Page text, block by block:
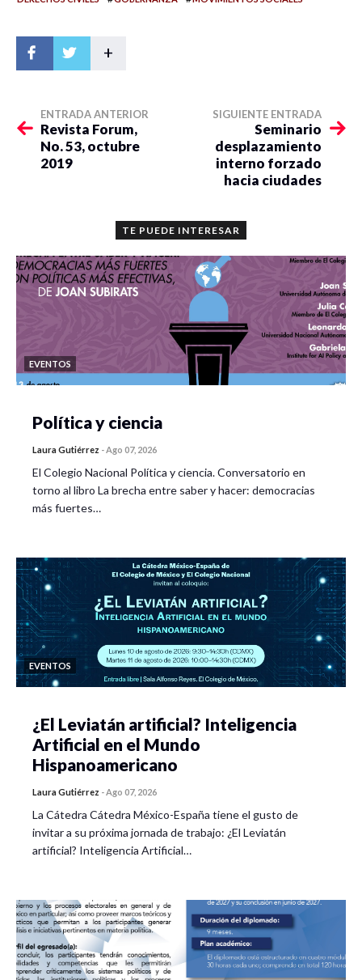
+
ENTRADA ANTERIOR
Revista Forum,
No. 53, octubre
2019
SIGUIENTE ENTRADA
Seminario
desplazamiento
interno forzado
hacia ciudades
TE PUEDE INTERESAR
EVENTOS
Política y ciencia
Laura Gutiérrez -Ago 07, 2026
El Colegio Nacional Política y ciencia. Conversatorio en
torno al libro La brecha entre saber y hacer: democracias
más fuertes…
EVENTOS
¿El Leviatán artificial? Inteligencia
Artificial en el Mundo
Hispanoamericano
Laura Gutiérrez -Ago 07, 2026
La Cátedra Cátedra México-España tiene el gusto de
invitar a su próxima jornada de trabajo: ¿El Leviatán
artificial? Inteligencia Artificial…